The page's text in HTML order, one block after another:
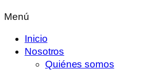
Menú
Inicio
Nosotros
Quiénes somos